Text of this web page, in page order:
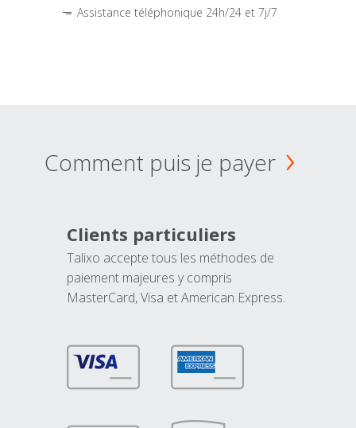
Assistance téléphonique 24h/24 et 7j/7
Comment puis je payer
Clients particuliers
Talixo accepte tous les méthodes de
paiement majeures y compris
MasterCard, Visa et American Express.